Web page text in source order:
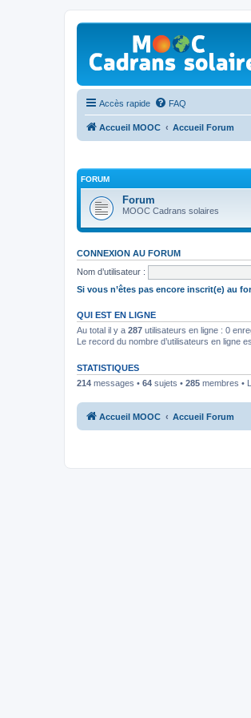
Accès rapide FAQ
Accueil MOOC Accueil Forum
FORUM
Forum
MOOC Cadrans solaires
CONNEXION AU FORUM
Nom d’utilisateur :
Si vous n’êtes pas encore inscrit(e) au
QUI EST EN LIGNE
Au total il y a 287 utilisateurs en ligne : 0
Le record du nombre d’utilisateurs en ligne
STATISTIQUES
214 messages • 64 sujets • 285 membres •
Accueil MOOC Accueil Forum